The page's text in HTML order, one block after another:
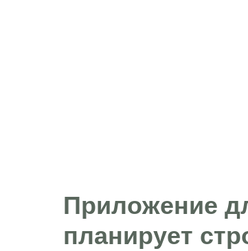
Приложение
планирует